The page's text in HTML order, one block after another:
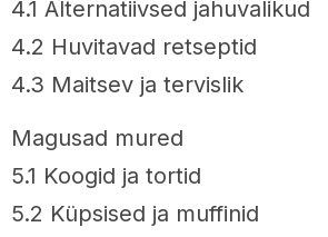
4.1 Alternatiivsed jahuvalikud
4.2 Huvitavad retseptid
4.3 Maitsev ja tervislik
Magusad mured
5.1 Koogid ja tortid
5.2 Küpsised ja muffinid